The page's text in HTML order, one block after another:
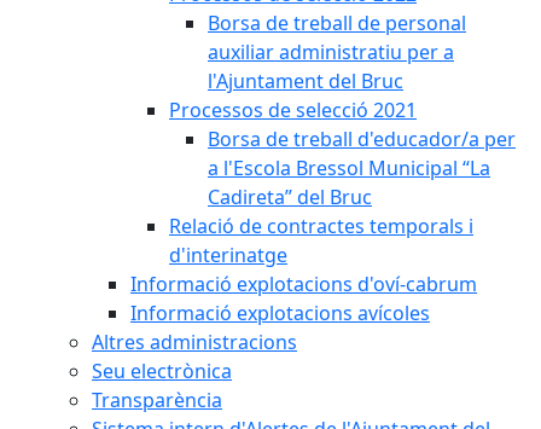
Borsa de treball de personal
auxiliar administratiu per a
l'Ajuntament del Bruc
Processos de selecció 2021
Borsa de treball d'educador/a per
a l'Escola Bressol Municipal “La
Cadireta” del Bruc
Relació de contractes temporals i
d'interinatge
Informació explotacions d'oví-cabrum
Informació explotacions avícoles
Altres administracions
Seu electrònica
Transparència